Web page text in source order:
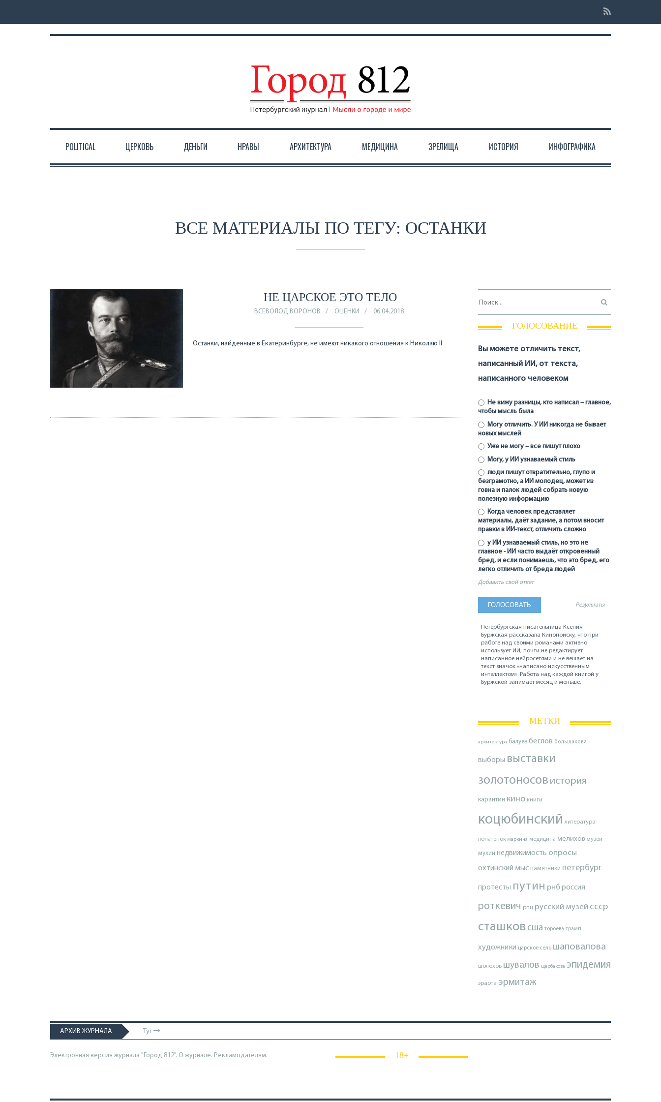
POLITICAL ЦЕРКОВЬ ДЕНЬГИ НРАВЫ АРХИТЕКТУРА МЕДИЦИНА ЗРЕЛИЩА ИСТОРИЯ ИНФОГРАФИКА
ВСЕ МАТЕРИАЛЫ ПО ТЕГУ: ОСТАНКИ
НЕ ЦАРСКОЕ ЭТО ТЕЛО
ВСЕВОЛОД ВОРОНОВ ОЦЕНКИ 06.04.2018
Останки, найденные в Екатеринбурге, не имеют никакого отношения к Николаю II
ГОЛОСОВАНИЕ
Вы можете отличить текст,
написанный ИИ, от текста,
написанного человеком
Не вижу разницы, кто написал – главное,
чтобы мысль была
Могу отличить. У ИИ никогда не бывает
новых мыслей
Уже не могу – все пишут плохо
Могу, у ИИ узнаваемый стиль
люди пишут отвратительно, глупо и
безграмотно, а ИИ молодец, может из
говна и палок людей собрать новую
полезную информацию
Когда человек представляет
материалы, даёт задание, а потом вносит
правки в ИИ-текст, отличить сложно
у ИИ узнаваемый стиль, но это не
главное - ИИ часто выдаёт откровенный
бред, и если понимаешь, что это бред, его
легко отличить от бреда людей
Добавить свой ответ
Результаты
Петербургская писательница Ксения
Буржская рассказала Кинопоиску, что при
работе над своими романами активно
использует ИИ, почти не редактирует
написанное нейросетями и не вешает на
текст значок «написано искусственным
интеллектом». Работа над каждой книгой у
Буржской занимает месяц и меньше.
МЕТКИ
архитектура балуев беглов большакова
выборы выставки
золотоносов история
карантин кино книги
коцюбинский литература
лопатенок маркина медицина мелихов музеи
мухин недвижимость опросы
охтинский мыс памятники петербург
протесты путин рнброссия
роткевич рпц русский музей ссср
сташков сша тороева трамп
художники царское село шаповалова
шолохов шувалов щербакова эпидемия
эрарта эрмитаж
АРХИВ ЖУРНАЛА Тут
Электронная версия журнала "Город 812". О журнале. Рекламодателям. 18+